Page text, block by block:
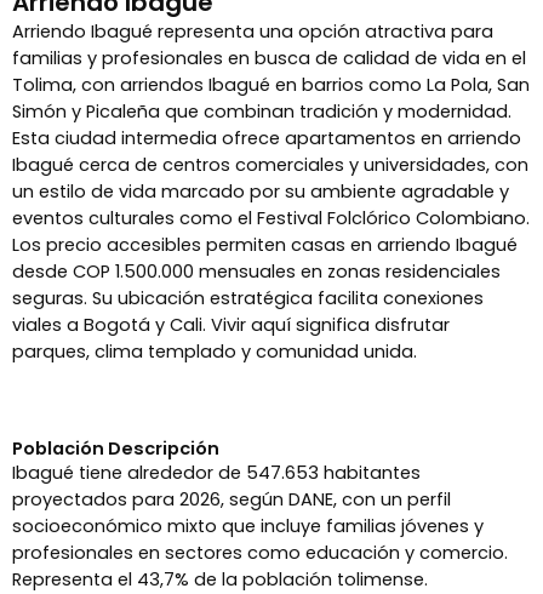
Arriendo Ibagué representa una opción atractiva para
familias y profesionales en busca de calidad de vida en el
Tolima, con arriendos Ibagué en barrios como La Pola, San
Simón y Picaleña que combinan tradición y modernidad.
Esta ciudad intermedia ofrece apartamentos en arriendo
Ibagué cerca de centros comerciales y universidades, con
un estilo de vida marcado por su ambiente agradable y
eventos culturales como el Festival Folclórico Colombiano.
Los precio accesibles permiten casas en arriendo Ibagué
desde COP 1.500.000 mensuales en zonas residenciales
seguras. Su ubicación estratégica facilita conexiones
viales a Bogotá y Cali. Vivir aquí significa disfrutar
parques, clima templado y comunidad unida. ​
Población Descripción
Ibagué tiene alrededor de 547.653 habitantes
proyectados para 2026, según DANE, con un perfil
socioeconómico mixto que incluye familias jóvenes y
profesionales en sectores como educación y comercio.
Representa el 43,7% de la población tolimense.